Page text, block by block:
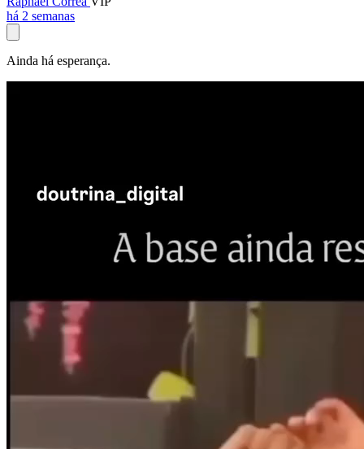
há 2 semanas
Ainda há esperança.